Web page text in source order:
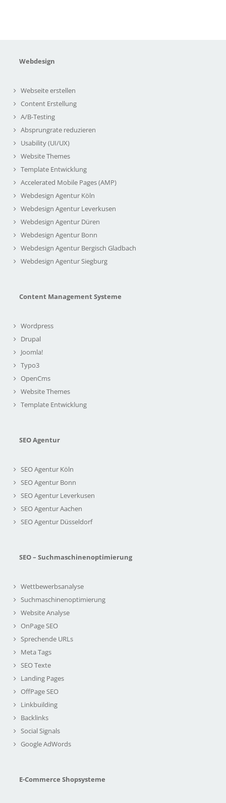
Webdesign
Webseite erstellen
Content Erstellung
A/B-Testing
Absprungrate reduzieren
Usability (UI/UX)
Website Themes
Template Entwicklung
Accelerated Mobile Pages (AMP)
Webdesign Agentur Köln
Webdesign Agentur Leverkusen
Webdesign Agentur Düren
Webdesign Agentur Bonn
Webdesign Agentur Bergisch Gladbach
Webdesign Agentur Siegburg
Content Management Systeme
Wordpress
Drupal
Joomla!
Typo3
OpenCms
Website Themes
Template Entwicklung
SEO Agentur
SEO Agentur Köln
SEO Agentur Bonn
SEO Agentur Leverkusen
SEO Agentur Aachen
SEO Agentur Düsseldorf
SEO – Suchmaschinenoptimierung
Wettbewerbsanalyse
Suchmaschinenoptimierung
Website Analyse
OnPage SEO
Sprechende URLs
Meta Tags
SEO Texte
Landing Pages
OffPage SEO
Linkbuilding
Backlinks
Social Signals
Google AdWords
E-Commerce Shopsysteme